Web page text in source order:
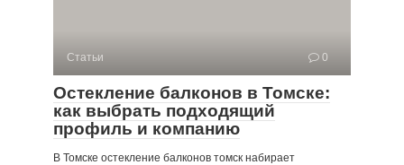
Статьи 0
Остекление балконов в Томске:
как выбрать подходящий
профиль и компанию
В Томске остекление балконов томск набирает